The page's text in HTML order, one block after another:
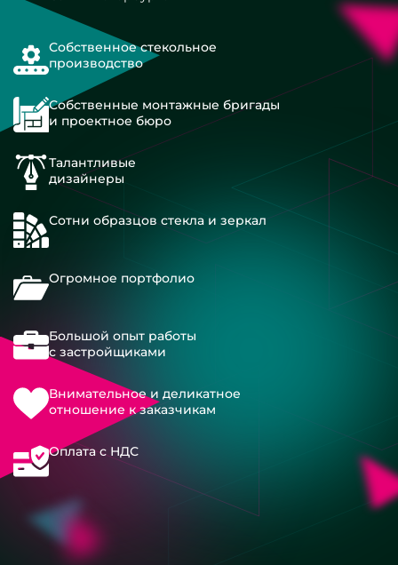
Собственное стекольное
производство
Собственные монтажные бригады
и проектное бюро
Талантливые
дизайнеры
Сотни образцов стекла и зеркал
Огромное портфолио
Большой опыт работы
с застройщиками
Внимательное и деликатное
отношение к заказчикам
Оплата с НДС